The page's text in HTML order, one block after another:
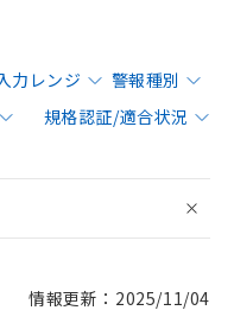
力レンジ
警報種別
規格認証/適合状況
情報更新：2025/11/04